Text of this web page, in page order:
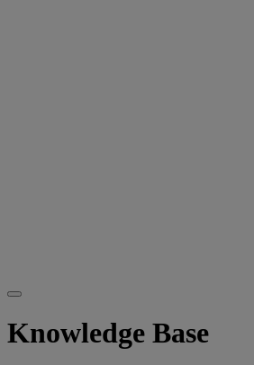
Knowledge Base